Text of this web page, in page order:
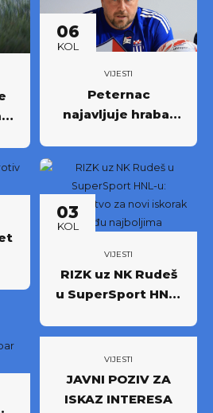
06
KOL
VIJESTI
Peternac
najavljuje hrabar
03
KOL
VIJESTI
RIZK uz NK Rudeš
u SuperSport HNL-
novi iskorak među
najboljima
VIJESTI
JAVNI POZIV ZA
ISKAZ INTERESA